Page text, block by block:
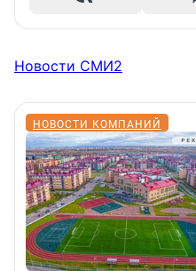
Новости СМИ2
НОВОСТИ КОМПАНИЙ